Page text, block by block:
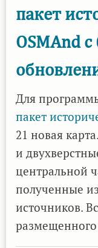
пакет
OSMAnd
Для
пакет
21 новая
и
центральной
полученные
источников.